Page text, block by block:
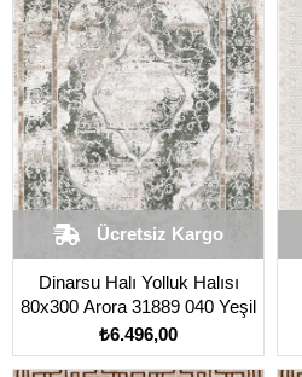
Dinarsu Halı Yolluk Halısı
80x300 Arora 31889 040 Yeşil
₺6.496,00
Ücretsiz Kargo